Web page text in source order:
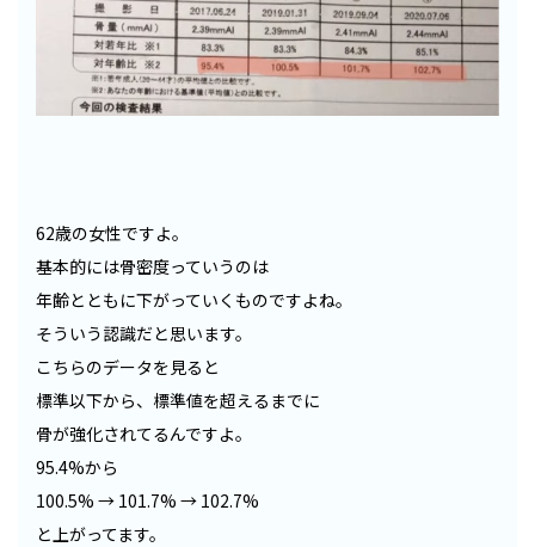
62歳の女性ですよ。
基本的には骨密度っていうのは
年齢とともに下がっていくものですよね。
そういう認識だと思います。
こちらのデータを見ると
標準以下から、標準値を超えるまでに
骨が強化されてるんですよ。
95.4%から
100.5% → 101.7% → 102.7%
と上がってます。